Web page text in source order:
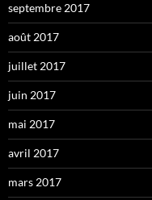
septembre 2017
août 2017
juillet 2017
juin 2017
mai 2017
avril 2017
mars 2017